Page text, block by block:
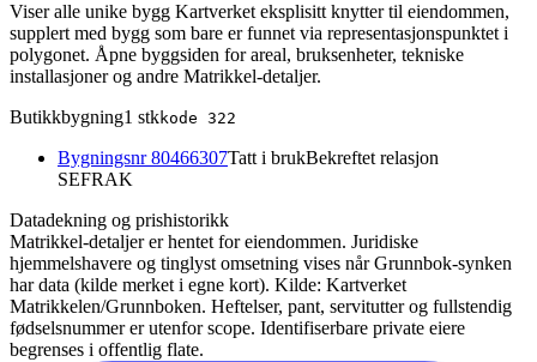
Viser alle unike bygg Kartverket eksplisitt knytter til eiendommen,
supplert med bygg som bare er funnet via representasjonspunktet i
polygonet. Åpne byggsiden for areal, bruksenheter, tekniske
installasjoner og andre Matrikkel-detaljer.
Butikkbygning1 stkkode 322
Bygningsnr80466307Tatt i brukBekreftet relasjon
SEFRAK
Datadekning og prishistorikk
Matrikkel-detaljer er hentet for eiendommen. Juridiske
hjemmelshavere og tinglyst omsetning vises når Grunnbok-synken
har data (kilde merket i egne kort). Kilde: Kartverket
Matrikkelen/Grunnboken. Heftelser, pant, servitutter og fullstendig
fødselsnummer er utenfor scope. Identifiserbare private eiere
begrenses i offentlig flate.